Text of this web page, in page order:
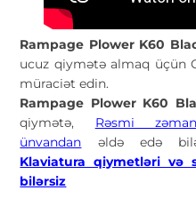
Rampage Plower K60
ucuz qiymətə almaq üçün
müraciət edin.
Rampage Plower K60
qiymətə, Rəsmi
ünvandan əldə edə
Klaviatura qiymetləri və
bilərsiz